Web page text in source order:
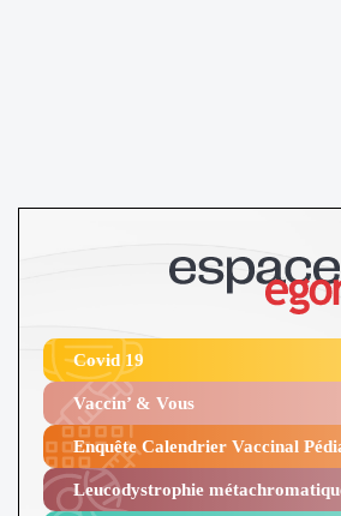
Covid 19
Vaccin’ & Vous
Enquête Calendrier Vaccinal
Leucodystrophie